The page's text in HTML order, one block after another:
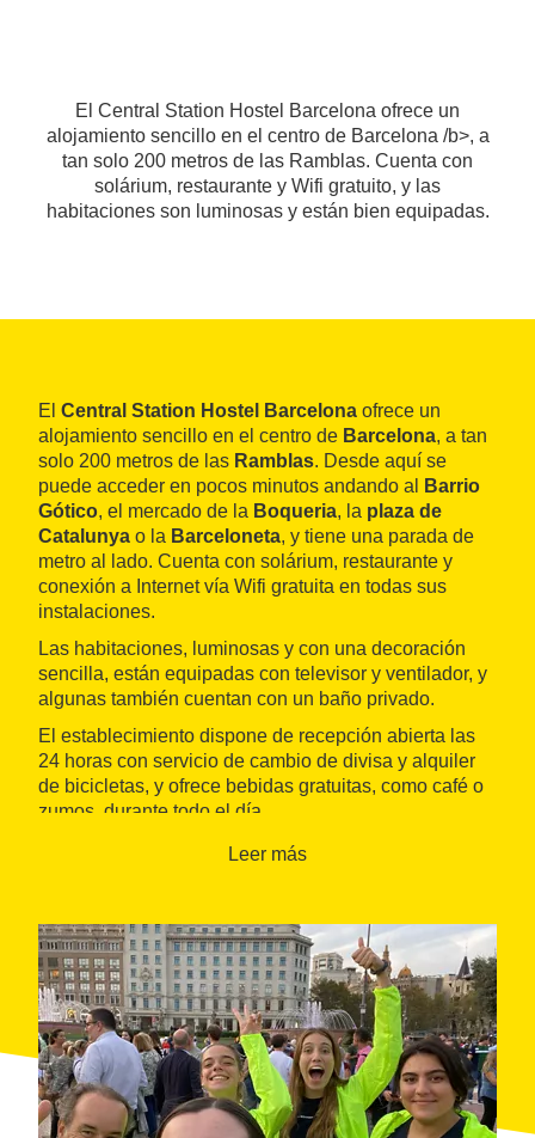
El Central Station Hostel Barcelona ofrece un
alojamiento sencillo en el centro de Barcelona /b>, a
tan solo 200 metros de las Ramblas. Cuenta con
solárium, restaurante y Wifi gratuito, y las
habitaciones son luminosas y están bien equipadas.
El Central Station Hostel Barcelona ofrece un
alojamiento sencillo en el centro de Barcelona, a tan
solo 200 metros de las Ramblas. Desde aquí se
puede acceder en pocos minutos andando al
Barrio
Gótico, el mercado de la Boqueria, la plaza de
Catalunya o la Barceloneta, y tiene una parada de
metro al lado. Cuenta con solárium, restaurante y
conexión a Internet vía Wifi gratuita en todas sus
instalaciones.
Las habitaciones, luminosas y con una decoración
sencilla, están equipadas con televisor y ventilador, y
algunas también cuentan con un baño privado.
El establecimiento dispone de recepción abierta las
24 horas con servicio de cambio de divisa y alquiler
de bicicletas, y ofrece bebidas gratuitas, como café o
zumos, durante todo el día.
Leer más